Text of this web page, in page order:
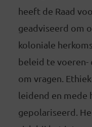
heeft de Raad
geadviseerd om
koloniale
beleid te voeren-
om vragen.
leidend en mede
gepolariseerd.